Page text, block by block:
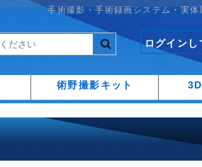
手術撮影・手術録画システム・実
ログインし
術野撮影キット